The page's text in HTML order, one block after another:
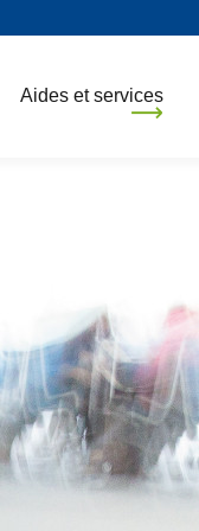
Aides et services